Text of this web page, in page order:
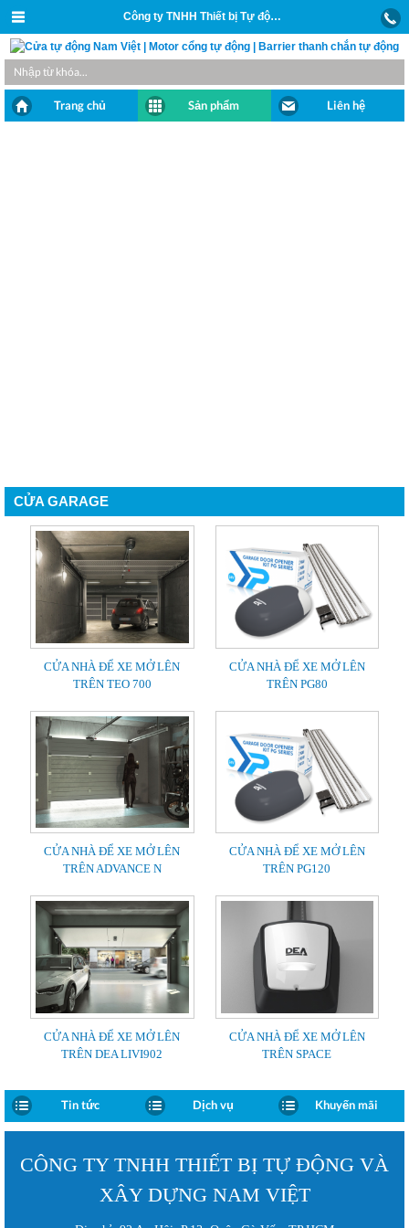
Công ty TNHH Thiết bị Tự động và Xây dựng Nam Việt
Trang chủ Sản phẩm Liên hệ
CỬA GARAGE
CỬA NHÀ ĐỂ XE MỞ LÊN
TRÊN TEO 700
CỬA NHÀ ĐỂ XE MỞ LÊN
TRÊN PG80
CỬA NHÀ ĐỂ XE MỞ LÊN
TRÊN ADVANCE N
CỬA NHÀ ĐỂ XE MỞ LÊN
TRÊN PG120
CỬA NHÀ ĐỂ XE MỞ LÊN
TRÊN DEA LIVI902
CỬA NHÀ ĐỂ XE MỞ LÊN
TRÊN SPACE
Tin tức Dịch vụ Khuyến mãi
CÔNG TY TNHH THIẾT BỊ TỰ ĐỘNG VÀ
XÂY DỰNG NAM VIỆT